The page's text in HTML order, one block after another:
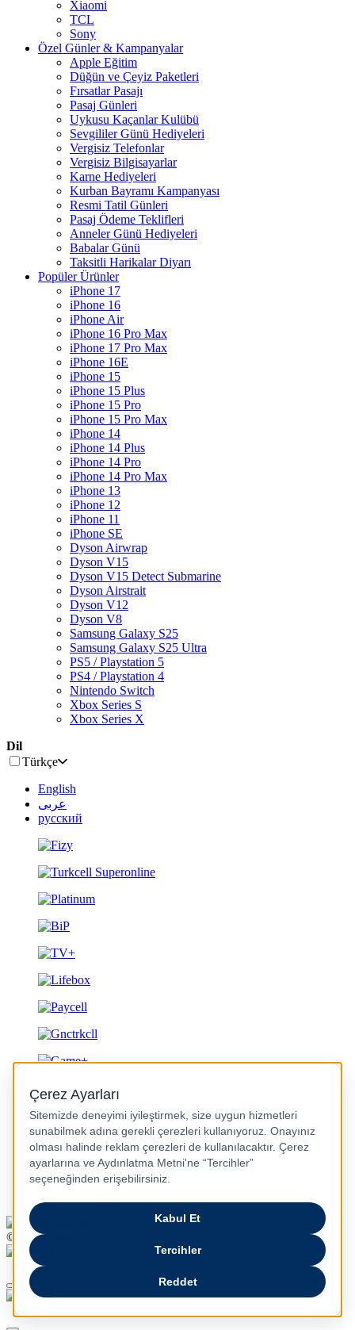
Xiaomi
TCL
Sony
Özel Günler & Kampanyalar
Apple Eğitim
Düğün ve Çeyiz Paketleri
Fırsatlar Pasajı
Pasaj Günleri
Uykusu Kaçanlar Kulübü
Sevgililer Günü Hediyeleri
Vergisiz Telefonlar
Vergisiz Bilgisayarlar
Karne Hediyeleri
Kurban Bayramı Kampanyası
Resmi Tatil Günleri
Pasaj Ödeme Teklifleri
Anneler Günü Hediyeleri
Babalar Günü
Taksitli Harikalar Diyarı
Popüler Ürünler
iPhone 17
iPhone 16
iPhone Air
iPhone 16 Pro Max
iPhone 17 Pro Max
iPhone 16E
iPhone 15
iPhone 15 Plus
iPhone 15 Pro
iPhone 15 Pro Max
iPhone 14
iPhone 14 Plus
iPhone 14 Pro
iPhone 14 Pro Max
iPhone 13
iPhone 12
iPhone 11
iPhone SE
Dyson Airwrap
Dyson V15
Dyson V15 Detect Submarine
Dyson Airstrait
Dyson V12
Dyson V8
Samsung Galaxy S25
Samsung Galaxy S25 Ultra
PS5 / Playstation 5
PS4 / Playstation 4
Nintendo Switch
Xbox Series S
Xbox Series X
Dil
Türkçe
English
عربى
русский
© 2026 Turkcell